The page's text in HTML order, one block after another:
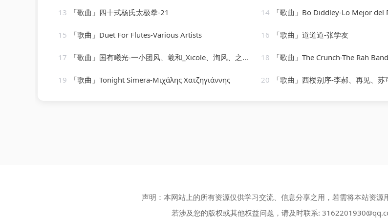
13 「歌曲」四十式杨氏太极拳-21 14 「歌曲」Bo Diddley-Lo Mejor del
15 「歌曲」Duet For Flutes-Various Artists 16 「歌曲」道道道-张学友
17 「歌曲」国有曦光-一小团风、羲和_Xicole、洵风、之玄、孩子吃嘛找嘛去、公子祸水、颜柒CY、远平新、黄泊霖、浔漪Hazy 18 「歌曲」The Crunch-The Rah Band
19 「歌曲」Tonight Simera-Μιχάλης Χατζηγιάννης 20 「歌曲」西楼别序-李郝、再见、
声明：本网站上的所有资源仅供学习交流、信息分享之用，若需将本站资源
若涉及您的版权或其他权益问题，请及时联系: